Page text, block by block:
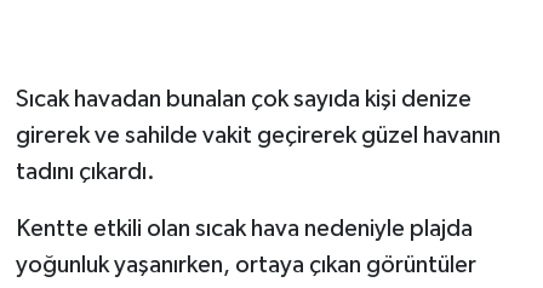
Sıcak havadan bunalan çok sayıda kişi denize
girerek ve sahilde vakit geçirerek güzel havanın
tadını çıkardı.
Kentte etkili olan sıcak hava nedeniyle plajda
yoğunluk yaşanırken, ortaya çıkan görüntüler
Genel
GÜNDEM